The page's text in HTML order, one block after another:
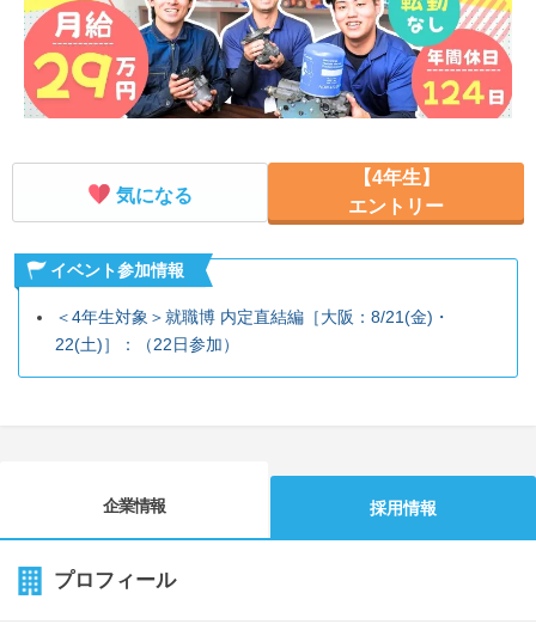
気になる
【4年生】
エントリー
イベント参加情報
＜4年生対象＞就職博 内定直結編［大阪：8/21(金)・
22(土)］：（22日参加）
企業情報 採用情報
プロフィール